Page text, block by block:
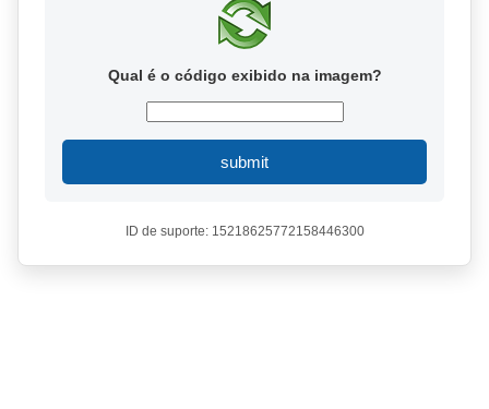
Qual é o código exibido na imagem?
submit
ID de suporte: 15218625772158446300